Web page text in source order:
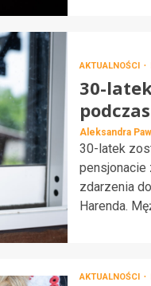
AKTUALNOŚCI
30-
Aleksandra
30-latek
pensjonacie
zdarzenia
Harenda.
AKTUALNOŚCI